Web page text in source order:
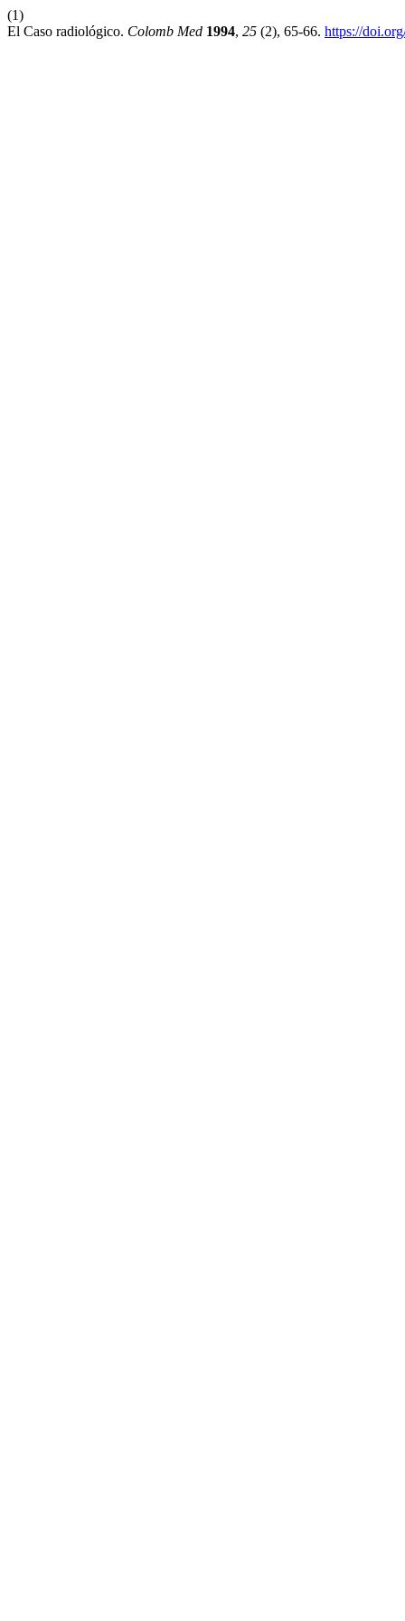
(1)
El Caso radiológico. Colomb Med 1994, 25 (2), 65-66. https://